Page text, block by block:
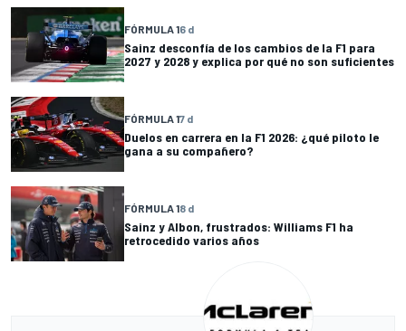
FÓRMULA 16 d
Sainz desconfía de los cambios de la F1 para
2027 y 2028 y explica por qué no son suficientes
FÓRMULA 17 d
Duelos en carrera en la F1 2026: ¿qué piloto le
gana a su compañero?
FÓRMULA 18 d
Sainz y Albon, frustrados: Williams F1 ha
retrocedido varios años